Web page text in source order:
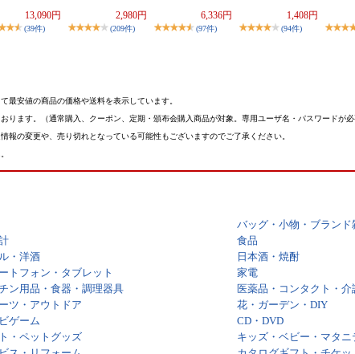
13,090円
(39件)
2,980円
(209件)
6,336円
(97件)
1,408円
(94件)
最安値の商品の価格や送料を表示しています。
ます。（通常購入、クーポン、定期・頒布会購入商品が対象。専用ユーザ名・パスワードが必
の変更や、売り切れとなっている可能性もございますのでご了承ください。
バッグ・小物・ブランド
食品
・洋酒
日本酒・焼酎
トフォン・タブレット
家電
ン用品・食器・調理器具
医薬品・コンタクト・介
ツ・アウトドア
花・ガーデン・DIY
ゲーム
CD・DVD
・ペットグッズ
キッズ・ベビー・マタニ